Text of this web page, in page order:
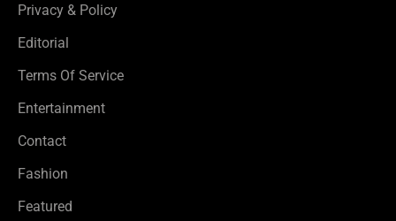
Privacy & Policy
Editorial
Terms Of Service
Entertainment
Contact
Fashion
Featured